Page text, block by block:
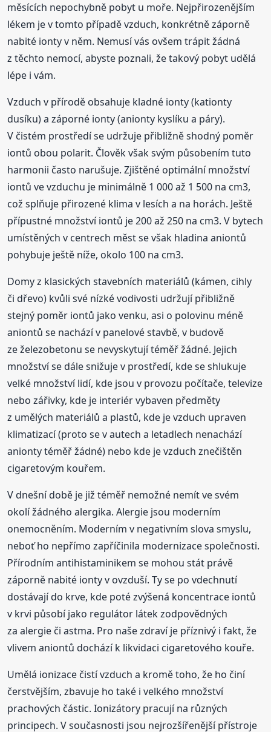
měsících nepochybně pobyt u moře. Nejpřirozenějším
lékem je v tomto případě vzduch, konkrétně záporně
nabité ionty v něm. Nemusí vás ovšem trápit žádná
z těchto nemocí, abyste poznali, že takový pobyt udělá
lépe i vám.
Vzduch v přírodě obsahuje kladné ionty (kationty
dusíku) a záporné ionty (anionty kyslíku a páry).
V čistém prostředí se udržuje přibližně shodný poměr
iontů obou polarit. Člověk však svým působením tuto
harmonii často narušuje. Zjištěné optimální množství
iontů ve vzduchu je minimálně 1 000 až 1 500 na cm3,
což splňuje přirozené klima v lesích a na horách. Ještě
přípustné množství iontů je 200 až 250 na cm3. V bytech
umístěných v centrech měst se však hladina aniontů
pohybuje ještě níže, okolo 100 na cm3.
Domy z klasických stavebních materiálů (kámen, cihly
či dřevo) kvůli své nízké vodivosti udržují přibližně
stejný poměr iontů jako venku, asi o polovinu méně
aniontů se nachází v panelové stavbě, v budově
ze železobetonu se nevyskytují téměř žádné. Jejich
množství se dále snižuje v prostředí, kde se shlukuje
velké množství lidí, kde jsou v provozu počítače, televize
nebo zářivky, kde je interiér vybaven předměty
z umělých materiálů a plastů, kde je vzduch upraven
klimatizací (proto se v autech a letadlech nenachází
anionty téměř žádné) nebo kde je vzduch znečištěn
cigaretovým kouřem.
V dnešní době je již téměř nemožné nemít ve svém
okolí žádného alergika. Alergie jsou moderním
onemocněním. Moderním v negativním slova smyslu,
neboť ho nepřímo zapříčinila modernizace společnosti.
Přírodním antihistaminikem se mohou stát právě
záporně nabité ionty v ovzduší. Ty se po vdechnutí
dostávají do krve, kde poté zvýšená koncentrace iontů
v krvi působí jako regulátor látek zodpovědných
za alergie či astma. Pro naše zdraví je příznivý i fakt, že
vlivem aniontů dochází k likvidaci cigaretového kouře.
Umělá ionizace čistí vzduch a kromě toho, že ho činí
čerstvějším, zbavuje ho také i velkého množství
prachových částic. Ionizátory pracují na různých
principech. V současnosti jsou nejrozšířenější přístroje